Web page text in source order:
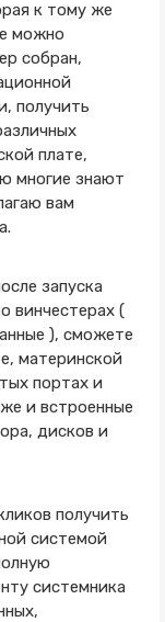
к тому же
можно
собран,
получить
плате,
многие знают
вам
запуска
винчестерах (
), сможете
материнской
портах и
и встроенные
дисков и
получить
системой
системника